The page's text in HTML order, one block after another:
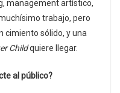
management artístico,
trabajo, pero
cimiento sólido, y una
Childquiere llegar.
al público?